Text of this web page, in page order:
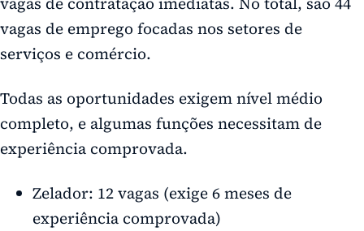
vagas de emprego focadas nos setores de
serviços e comércio.
Todas as oportunidades exigem nível médio
completo, e algumas funções necessitam de
experiência comprovada.
Zelador: 12 vagas (exige 6 meses de
experiência comprovada)